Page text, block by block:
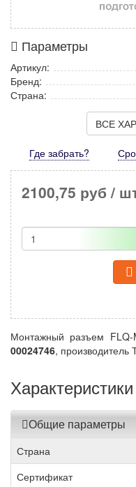
Параметры
Артикул:
Бренд:
Страна:
ВСЕ
Где забрать?
2100,75 руб /
Монтажный разъем FLQ-
00024746, производитель
Общие параметры
Страна
Сертификат